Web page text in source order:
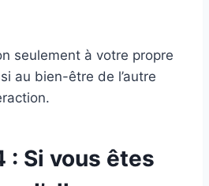
seulement à votre propre
au bien-être de l’autre
: Si vous êtes